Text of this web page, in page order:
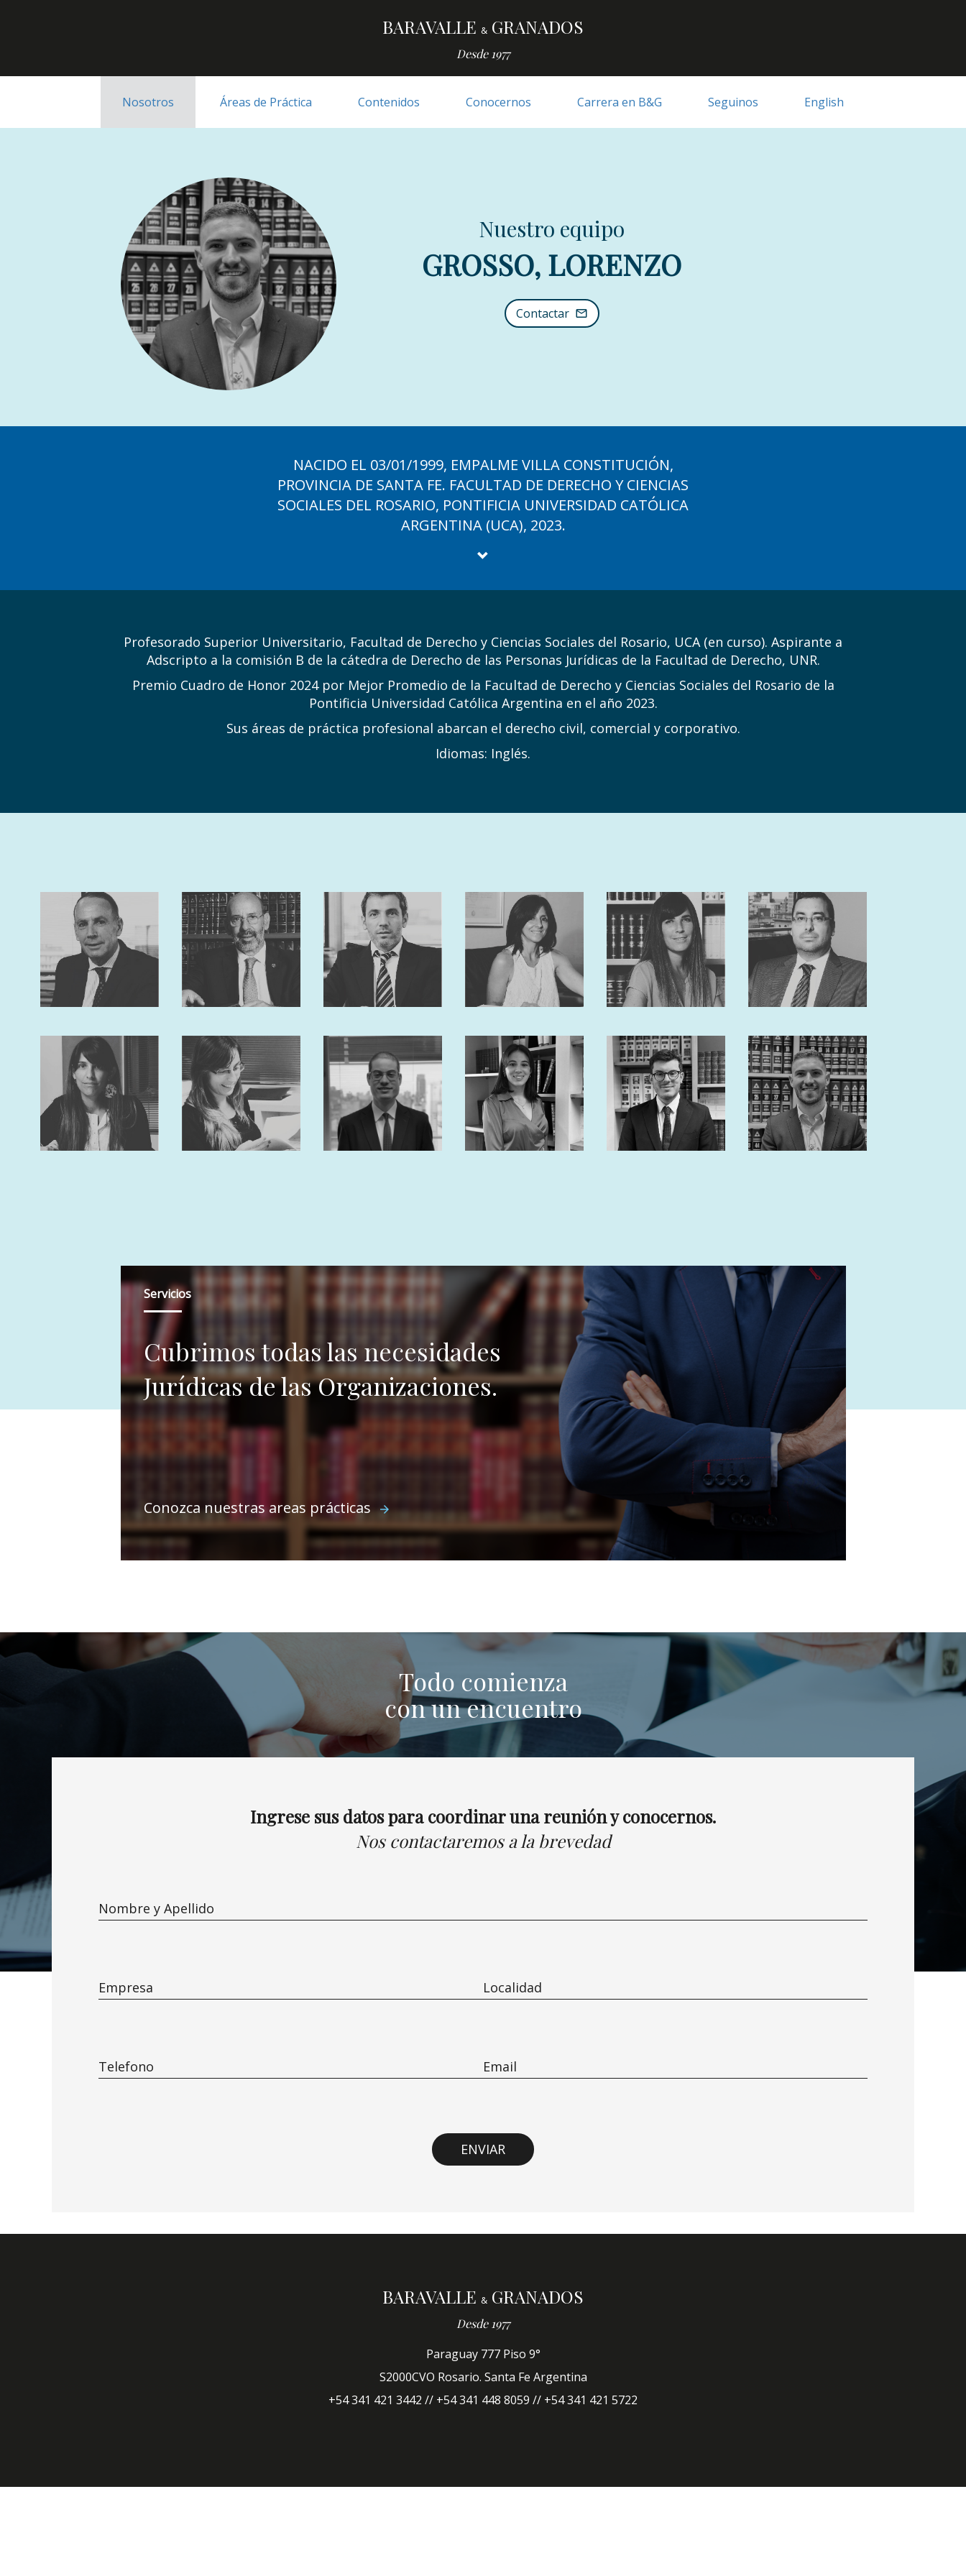
BARAVALLE & GRANADOS
Desde 1977
Nosotros Áreas de Práctica Contenidos Conocernos Carrera en B&G Seguinos English
Nuestro equipo
GROSSO, LORENZO
Contactar mail_outline
NACIDO EL 03/01/1999, EMPALME VILLA CONSTITUCIÓN,
PROVINCIA DE SANTA FE. FACULTAD DE DERECHO Y CIENCIAS
SOCIALES DEL ROSARIO, PONTIFICIA UNIVERSIDAD CATÓLICA
ARGENTINA (UCA), 2023.
Profesorado Superior Universitario, Facultad de Derecho y Ciencias Sociales del Rosario, UCA (en curso). Aspirante a
Adscripto a la comisión B de la cátedra de Derecho de las Personas Jurídicas de la Facultad de Derecho, UNR.
Premio Cuadro de Honor 2024 por Mejor Promedio de la Facultad de Derecho y Ciencias Sociales del Rosario de la
Pontificia Universidad Católica Argentina en el año 2023.
Sus áreas de práctica profesional abarcan el derecho civil, comercial y corporativo.
Idiomas: Inglés.
Servicios
Cubrimos todas las necesidades
Jurídicas de las Organizaciones.
Conozca nuestras areas prácticas arrow_forward
Todo comienza
con un encuentro
Ingrese sus datos para coordinar una reunión y conocernos.
Nos contactaremos a la brevedad
ENVIAR
BARAVALLE & GRANADOS
Desde 1977
Paraguay 777 Piso 9°
S2000CVO Rosario. Santa Fe Argentina
+54 341 421 3442 // +54 341 448 8059 // +54 341 421 5722